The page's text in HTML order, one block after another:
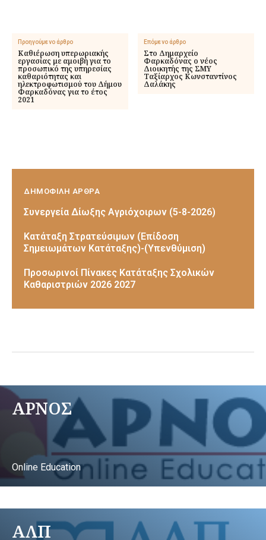
Προηγούμενο άρθρο
Καθιέρωση υπερωριακής
εργασίας με αμοιβή για το
προσωπικό της υπηρεσίας
καθαριότητας και
ηλεκτροφωτισμού του Δήμου
Φαρκαδόνας για το έτος
2021
Επόμενο άρθρο
Στο Δημαρχείο
Φαρκαδόνας ο νέος
Διοικητής της ΣΜΥ
Ταξίαρχος Κωνσταντίνος
Δαλάκης
ΔΗΜΟΦΙΛΗ ΑΡΘΡΑ
Συνεργεία Δίωξης Αγριόχοιρων (5-8-2026)
Κατάταξη Στρατεύσιμων (Επίδοση
Σημειωμάτων Κατάταξης)-(Υπενθύμιση)
Προσωρινοί Πίνακες Κατάταξης Σχολικών
Καθαριστριών 2026 2027
ΑΡΝΟΣ
Online Education
ΑΛΠ